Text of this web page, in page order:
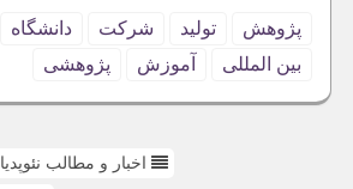
پژوهش تولید شركت دانشگاه
بین المللی
آموزش پژوهشی
اخبار و مطالب نئوپدیا